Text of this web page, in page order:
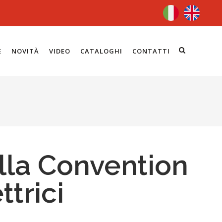
NOVITÀ VIDEO CATALOGHI CONTATTI
Convention